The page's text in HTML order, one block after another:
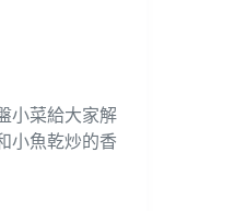
小菜給大家解
小魚乾炒的香